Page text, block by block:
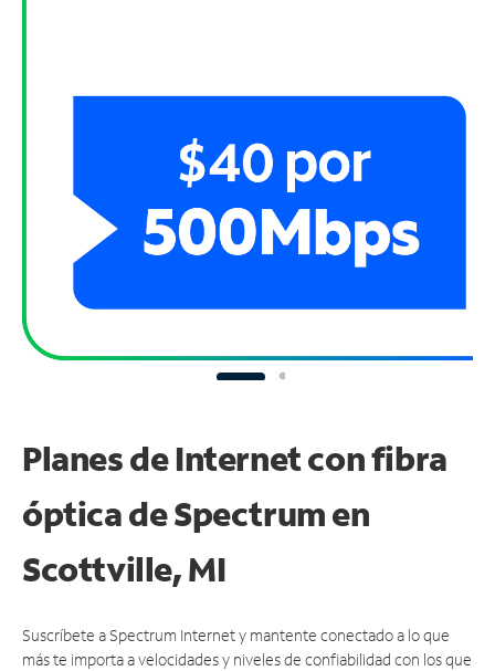
Planes de Internet con fibra
óptica de Spectrum en
Scottville, MI
Suscríbete a Spectrum Internet y mantente conectado a lo que
más te importa a velocidades y niveles de confiabilidad con los que